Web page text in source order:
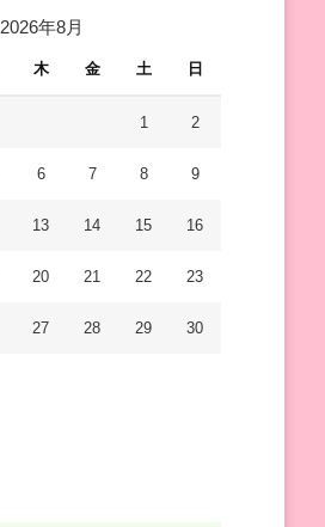
2026年8月
木 金 土 日
1 2
6 7 8 9
13 14 15 16
20 21 22 23
27 28 29 30